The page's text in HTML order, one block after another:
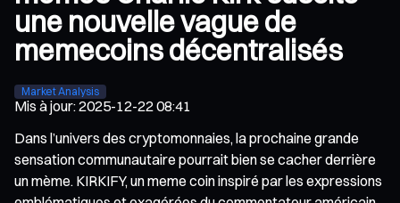
une nouvelle vague de
memecoins décentralisés
Market Analysis
Mis à jour:2025-12-22 08:41
Dans l’univers des cryptomonnaies, la prochaine grande
sensation communautaire pourrait bien se cacher derrière
un mème. KIRKIFY, un meme coin inspiré par les expressions